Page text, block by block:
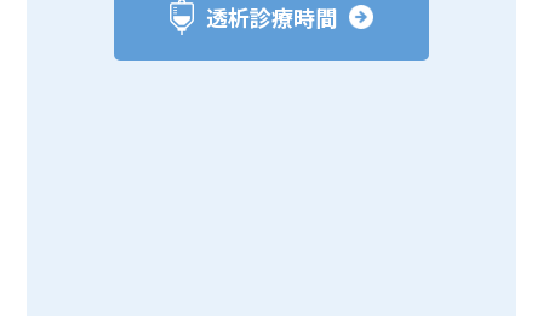
透析診療時間